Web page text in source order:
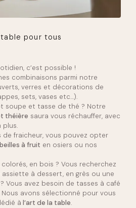
pour tous
c’est possible !
combinaisons parmi notre
verres et décorations de
sets, vases etc…).
soupe et tasse de thé ? Notre
théière saura vous réchauffer, avec
plus.
de fraicheur, vous pouvez opter
à fruit en osiers ou nos
en bois ? Vous recherchez
à dessert, en grès ou une
Vous avez besoin de tasses à café
Nous avons sélectionné pour vous
à l’art de la table.